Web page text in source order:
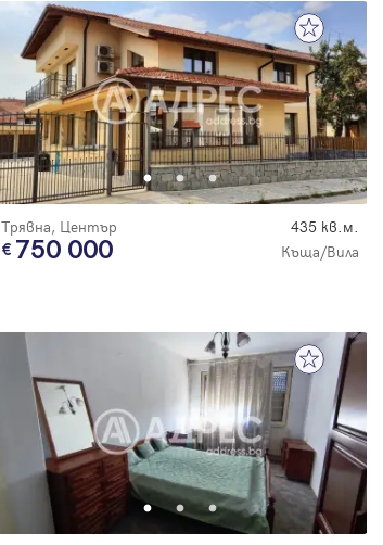
Трявна, Център 435 кв.м.
750 000 Къща/Вила